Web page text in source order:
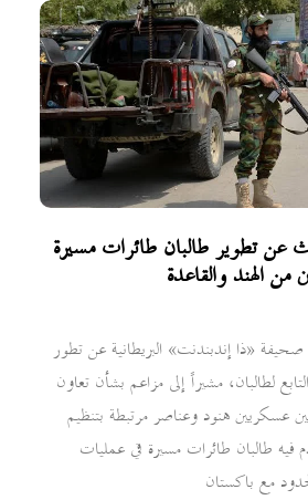
عن تطوير طالبان طائرات مسيرة
الهند والقاعدة
«ذا إندبندنت» البريطانية عن تطور
لطالبان، مشيراً إلى مزاعم بشأن تعاون
عسكريين هنود وعناصر مرتبطة بتنظيم
طالبان طائرات مسيرة في عمليات
مع باكستان